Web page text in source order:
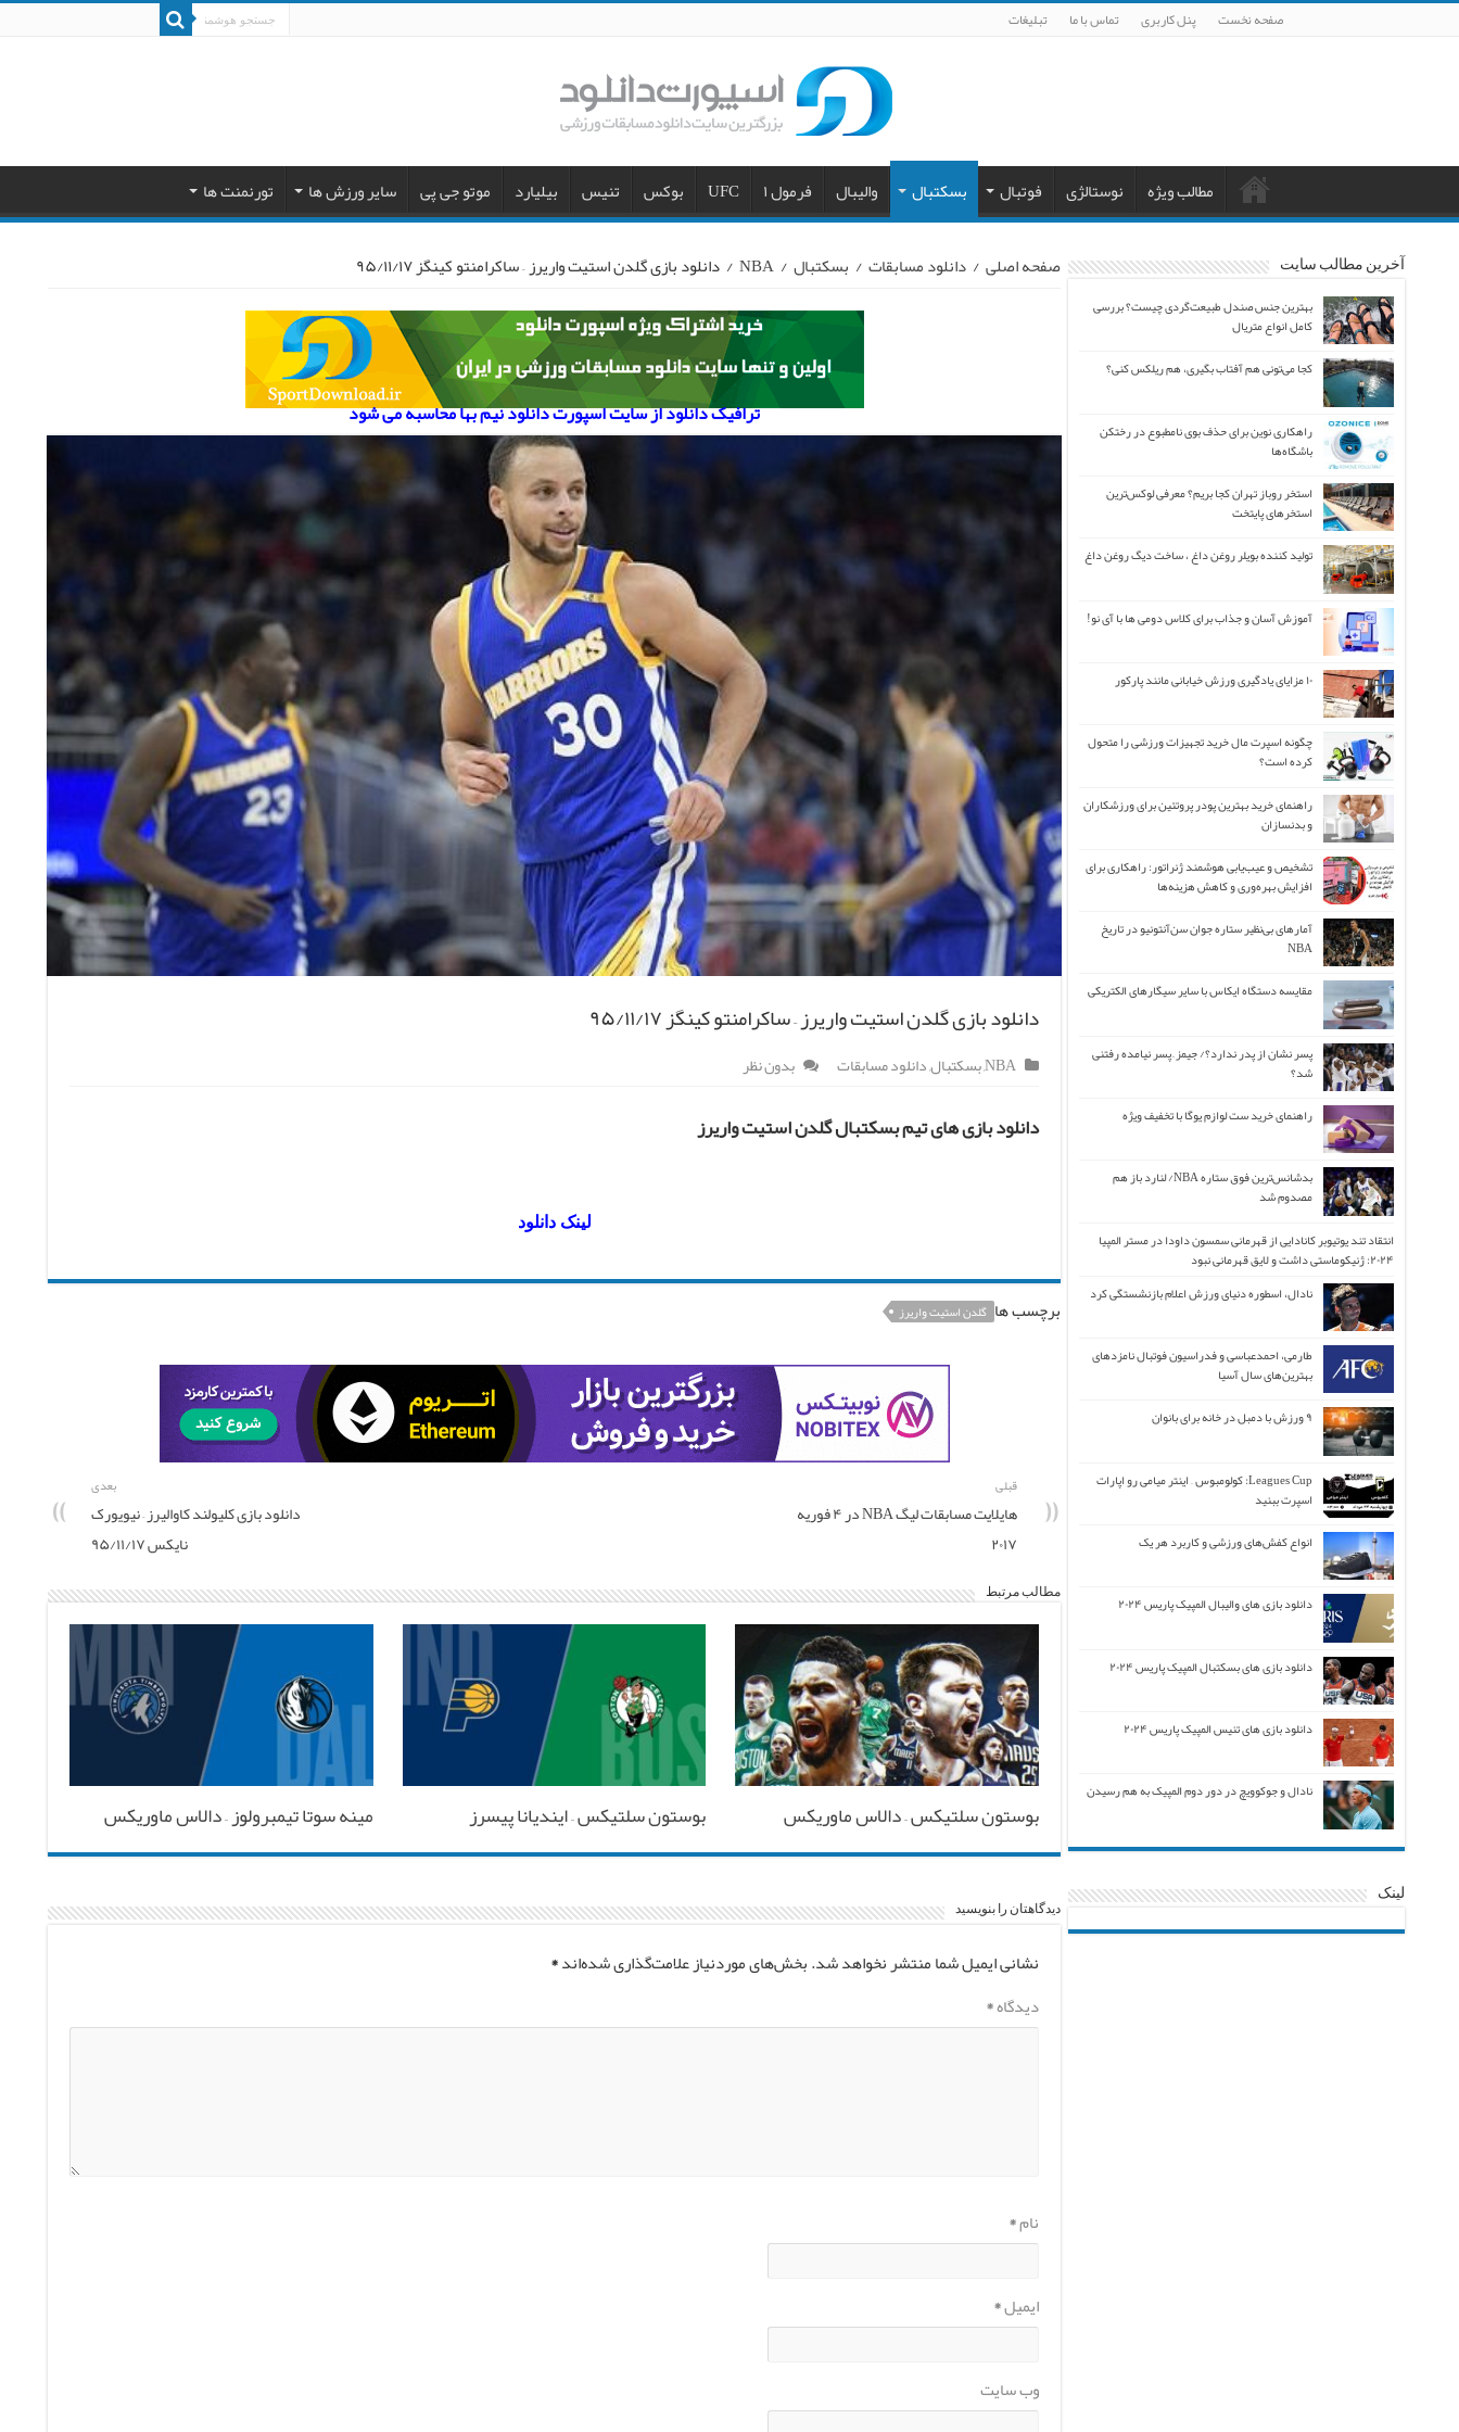
صفحه نخست پنل کاربری تماس با ما تبلیغات
مطالب ویژه نوستالژی فوتبال بسکتبال والیبال فرمول ۱ UFC بوکس تنیس بیلیارد موتو جی پی سایر ورزش ها تورنمنت ها
صفحه اصلی / دانلود مسابقات / بسکتبال /
NBA
/ دانلود بازی گلدن استیت واریرز – ساکرامنتو کینگز ۹۵/۱۱/۱۷
ترافیک دانلود از سایت اسپورت دانلود نیم بها محاسبه می شود
دانلود بازی گلدن استیت واریرز – ساکرامنتو کینگز ۹۵/۱۱/۱۷
NBA
,بسکتبال,دانلود مسابقات بدون نظر
دانلود بازی های تیم بسکتبال گلدن استیت واریرز
لینک دانلود
برچسب ها گلدن استیت واریرز
قبلی
هایلایت مسابقات لیگ NBA در ۴ فوریه
۲۰۱۷
بعدی
دانلود بازی کلیولند کاوالیرز – نیویورک
نایکس ۹۵/۱۱/۱۷
مطالب مرتبط
بوستون سلتیکس – دالاس ماوریکس بوستون سلتیکس – ایندیانا پیسرز مینه سوتا تیمبرولوز – دالاس ماوریکس
دیدگاهتان را بنویسید
نشانی ایمیل شما منتشر نخواهد شد.بخش‌های موردنیاز علامت‌گذاری شده‌اند*
دیدگاه*
نام*
ایمیل*
وب‌ سایت
آخرین مطالب سایت
بهترین جنس صندل طبیعت‌گردی چیست؟ بررسی
کامل انواع متریال
کجا می‌تونی هم آفتاب بگیری، هم ریلکس کنی؟
راهکاری نوین برای حذف بوی نامطبوع در رختکن
باشگاه‌ها
استخر روباز تهران کجا بریم؟ معرفی لوکس‌ترین
استخرهای پایتخت
تولید کننده بویلر روغن داغ ، ساخت دیگ روغن داغ
آموزش آسان و جذاب برای کلاس دومی ها با آی نو!
۱۰ مزایای یادگیری ورزش خیابانی مانند پارکور
چگونه اسپرت مال خرید تجهیزات ورزشی را متحول
کرده است؟
راهنمای خرید بهترین پودر پروتئین برای ورزشکاران
و بدنسازان
تشخیص و عیب‌یابی هوشمند ژنراتور: راهکاری برای
افزایش بهره‌وری و کاهش هزینه‌ها
آمارهای بی‌نظیر ستاره جوان سن‌آنتونیو در تاریخ
NBA
مقایسه دستگاه ایکاس با سایر سیگارهای الکتریکی
پسر نشان از پدر ندارد؟/ جیمز ِ پسر نیامده رفتنی
شد؟
راهنمای خرید ست لوازم یوگا با تخفیف ویژه
بدشانس‌ترین فوق ستاره NBA/ لنارد باز هم
مصدوم شد
انتقاد تند یوتیوبر کانادایی از قهرمانی سمسون داودا در مستر المپیا
۲۰۲۴: ژنیکوماستی داشت و لایق قهرمانی نبود
نادال، اسطوره دنیای ورزش اعلام بازنشستگی کرد
طارمی، احمدعباسی و فدراسیون فوتبال نامزدهای
بهترین‌های سال آسیا
۹ ورزش با دمبل در خانه برای بانوان
Leagues Cup: کولومبوس – اینتر میامی رو اپارات
اسپرت ببنید
انواع کفش‌های ورزشی و کاربرد هر یک
دانلود بازی های والیبال المپیک پاریس ۲۰۲۴
دانلود بازی های بسکتبال المپیک پاریس ۲۰۲۴
دانلود بازی های تنیس المپیک پاریس ۲۰۲۴
نادال و جوکوویچ در دور دوم المپیک به هم رسیدن
لینک